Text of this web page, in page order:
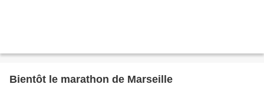
Bientôt le marathon de Marseille